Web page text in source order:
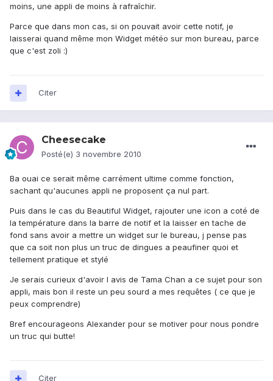
moins, une appli de moins à rafraîchir.
Parce que dans mon cas, si on pouvait avoir cette notif, je
laisserai quand même mon Widget météo sur mon bureau, parce
que c'est zoli :)
Citer
Cheesecake
Posté(e) 3 novembre 2010
Ba ouai ce serait même carrément ultime comme fonction,
sachant qu'aucunes appli ne proposent ça nul part.
Puis dans le cas du Beautiful Widget, rajouter une icon a coté de
la température dans la barre de notif et la laisser en tache de
fond sans avoir a mettre un widget sur le bureau, j pense pas
que ca soit non plus un truc de dingues a peaufiner quoi et
tellement pratique et stylé
Je serais curieux d'avoir l avis de Tama Chan a ce sujet pour son
appli, mais bon il reste un peu sourd a mes requêtes ( ce que je
peux comprendre)
Bref encourageons Alexander pour se motiver pour nous pondre
un truc qui butte!
Citer